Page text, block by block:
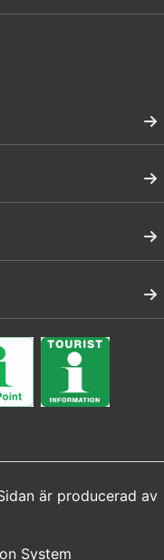
är producerad av
System